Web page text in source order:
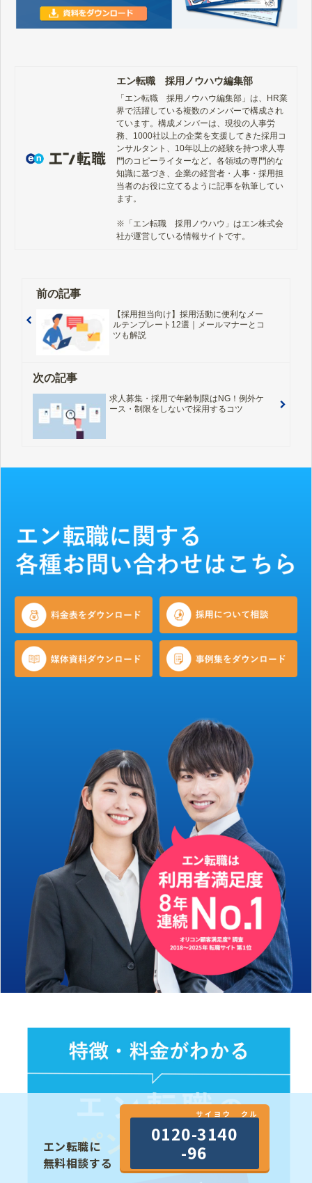
エン転職 採用ノウハウ編集部
「エン転職　採用ノウハウ編集部」は、HR業
界で活躍している複数のメンバーで構成され
ています。構成メンバーは、現役の人事労
務、1000社以上の企業を支援してきた採用コ
ンサルタント、10年以上の経験を持つ求人専
門のコピーライターなど。各領域の専門的な
知識に基づき、企業の経営者・人事・採用担
当者のお役に立てるように記事を執筆してい
ます。
※「エン転職　採用ノウハウ」はエン株式会
社が運営している情報サイトです。
前の記事
【採用担当向け】採用活動に便利なメー
ルテンプレート12選｜メールマナーとコ
ツも解説
次の記事
求人募集・採用で年齢制限はNG！例外ケ
ース・制限をしないで採用するコツ
エン転職に
無料相談する
サイヨウ クル
0120-3140
-96